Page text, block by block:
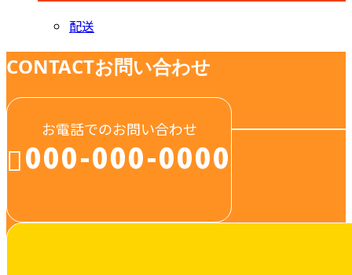
配送
CONTACTお問い合わせ
お電話でのお問い合わせ
000-000-0000